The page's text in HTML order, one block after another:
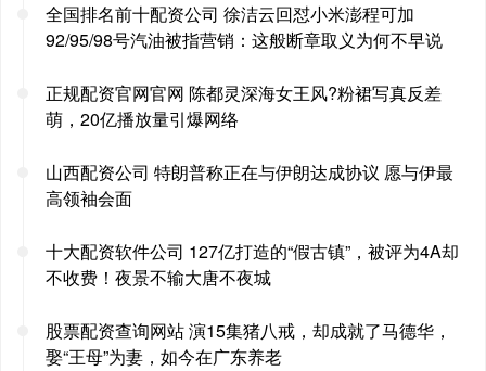
全国排名前十配资公司 徐洁云回怼小米澎程可加
92/95/98号汽油被指营销：这般断章取义为何不早说
正规配资官网官网 陈都灵深海女王风?粉裙写真反差
萌，20亿播放量引爆网络
山西配资公司 特朗普称正在与伊朗达成协议 愿与伊最
高领袖会面
十大配资软件公司 127亿打造的“假古镇”，被评为4A却
不收费！夜景不输大唐不夜城
股票配资查询网站 演15集猪八戒，却成就了马德华，
娶“王母”为妻，如今在广东养老